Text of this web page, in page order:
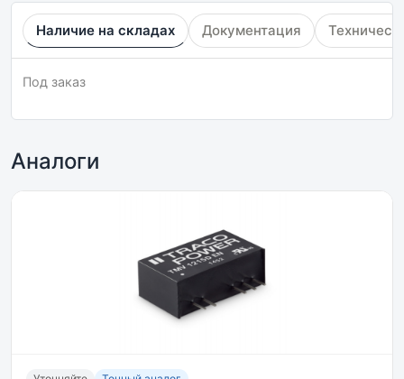
Наличие на складах Документация
Под заказ
Аналоги